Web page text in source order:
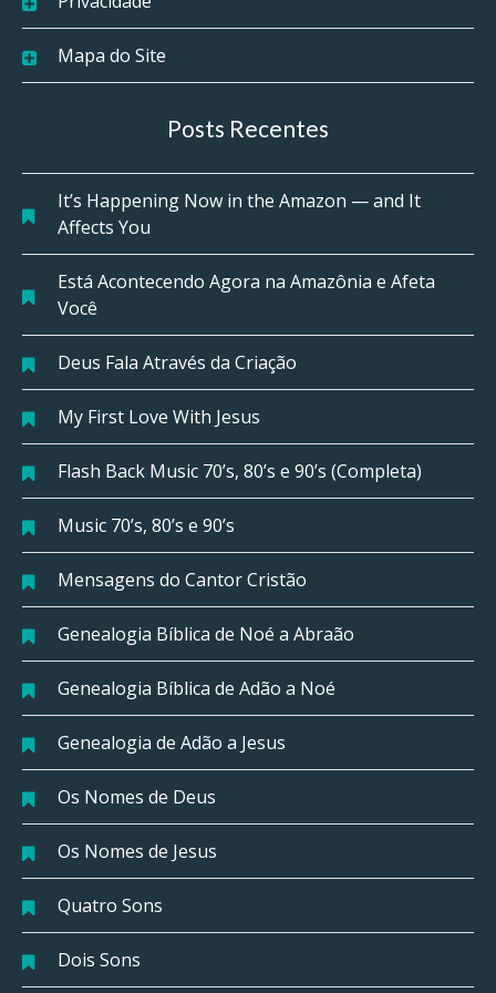
Mapa do Site
Posts Recentes
It’s Happening Now in the Amazon — and It
Affects You
Está Acontecendo Agora na Amazônia e Afeta
Você
Deus Fala Através da Criação
My First Love With Jesus
Flash Back Music 70’s, 80’s e 90’s (Completa)
Music 70’s, 80’s e 90’s
Mensagens do Cantor Cristão
Genealogia Bíblica de Noé a Abraão
Genealogia Bíblica de Adão a Noé
Genealogia de Adão a Jesus
Os Nomes de Deus
Os Nomes de Jesus
Quatro Sons
Dois Sons